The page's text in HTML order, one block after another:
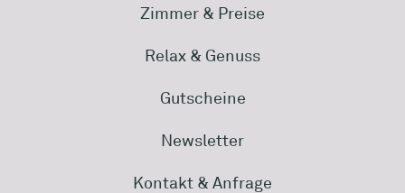
Zimmer & Preise
Relax & Genuss
Gutscheine
Newsletter
Kontakt & Anfrage